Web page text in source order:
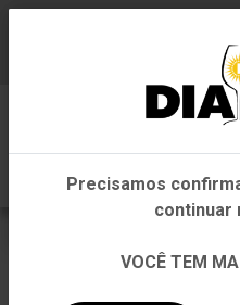
VINHO QUINTA DE BONS VENTOS
Em que Estado você
Outros
Precisamos
continuar
VOCÊ TEM